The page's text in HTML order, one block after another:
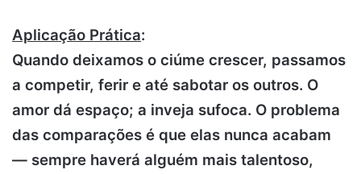
Aplicação Prática:
Quando deixamos o ciúme crescer, passamos
a competir, ferir e até sabotar os outros. O
amor dá espaço; a inveja sufoca. O problema
das comparações é que elas nunca acabam
— sempre haverá alguém mais talentoso,